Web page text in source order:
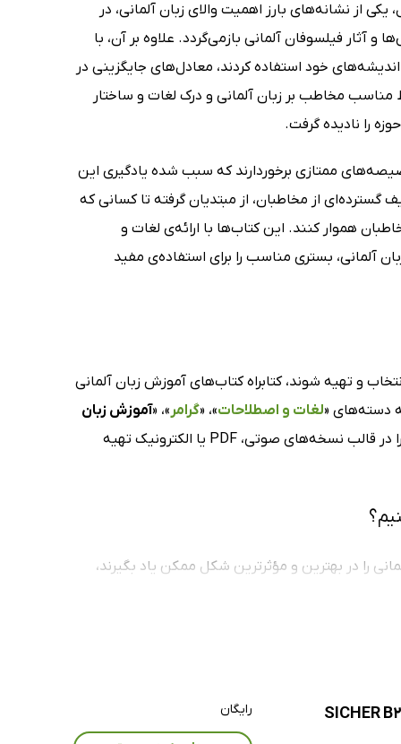
از نشانه‌های بارز اهمیت والای زبان آلمانی، در
فیلسوفان آلمانی بازمی‌گردد. علاوه بر آن، با
خود استفاده کردند، معادل‌های جایگزینی در
مخاطب بر زبان آلمانی و درک لغات و ساختار
را نادیده گرفت.
ممتازی برخوردارند که سبب شده یادگیری این
گسترده‌ای از مخاطبان، از مبتدیان گرفته تا کسانی که
هموار کنند. این کتاب‌ها با ارائه‌ی لغات و
آلمانی، بستری مناسب را برای استفاده‌ی مفید
و تهیه شوند، کتابراه کتاب‌های آموزش زبان آلمانی
دسته‌های «لغات و اصطلاحات»، «گرامر »، «آموزش زبان
» تقسیم‌بندی شده‌اند. شما می‌توانید این عناوین را در قالب نسخه‌های صوتی، PDF یا الکترونیک تهیه
را در بهترین و مؤثرترین شکل ممکن یاد بگیرند،
می‌کنند، می‌توانند از این کتاب‌های صوتی و
آموزش زبان آلمانی را با قیمت مناسب خریداری کرده و
رایگان